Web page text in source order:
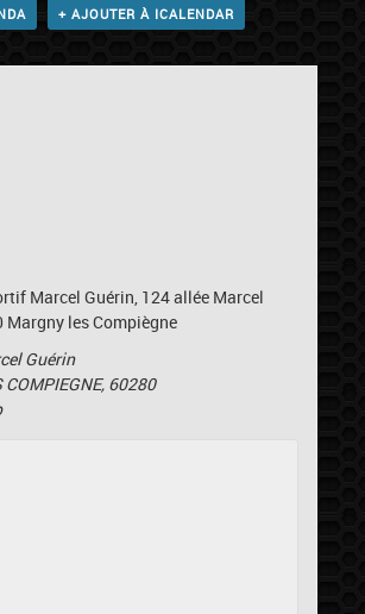
+ AJOUTER À ICALENDAR
Marcel Guérin, 124 allée Marcel
Margny les Compiègne
Guérin
COMPIEGNE, 60280